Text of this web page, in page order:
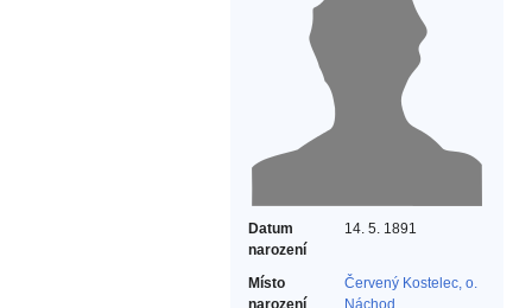
Datum
narození
14. 5. 1891
Místo
narození
Červený Kostelec, o.
Náchod